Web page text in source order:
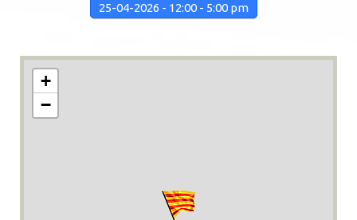
25-04-2026 - 12:00 - 5:00 pm
+
−